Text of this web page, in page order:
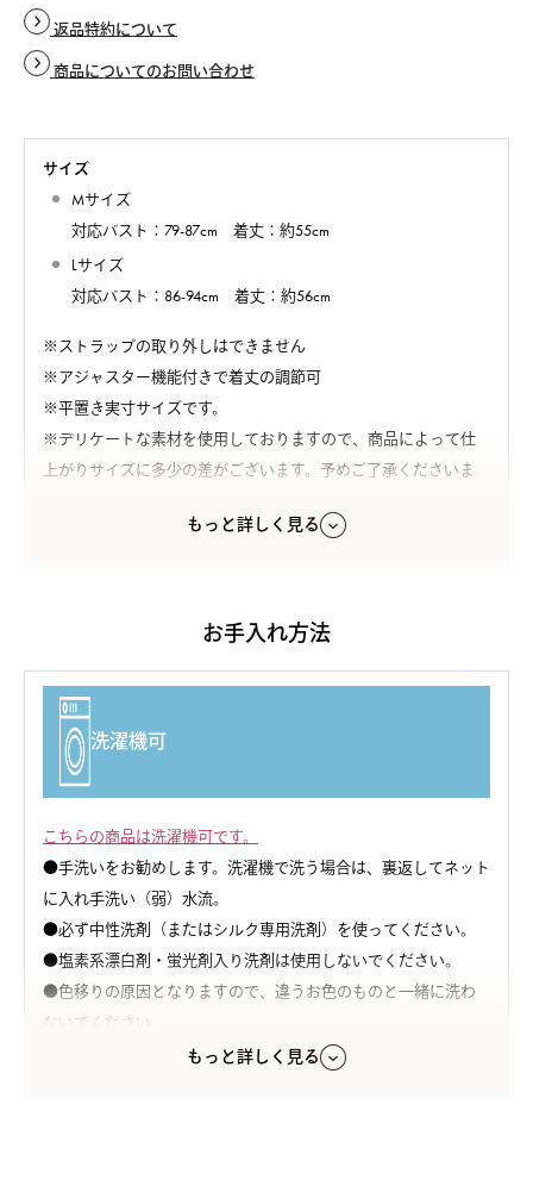
返品特約について
商品についてのお問い合わせ
サイズ
Mサイズ
対応バスト：79-87cm 着丈：約55cm
Lサイズ
対応バスト：86-94cm 着丈：約56cm
※ストラップの取り外しはできません
※アジャスター機能付きで着丈の調節可
※平置き実寸サイズです。
※デリケートな素材を使用しておりますので、商品によって仕
上がりサイズに多少の差がございます。予めご了承くださいま
※【ブラック】は色落ちや毛羽立ちを抑える特殊なウォッシャ
素材
身生地：シルク100%（絹紡糸）
原産国
日本製
注意点
もっと詳しく見る
お手入れ方法
洗濯機可
こちらの商品は洗濯機可です。
●手洗いをお勧めします。洗濯機で洗う場合は、裏返してネット
に入れ手洗い（弱）水流。
●必ず中性洗剤（またはシルク専用洗剤）を使ってください。
●塩素系漂白剤・蛍光剤入り洗剤は使用しないでください。
●色移りの原因となりますので、違うお色のものと一緒に洗わ
ないでください。
●脱水は弱い設定で短時間でお願いします。
もっと詳しく見る